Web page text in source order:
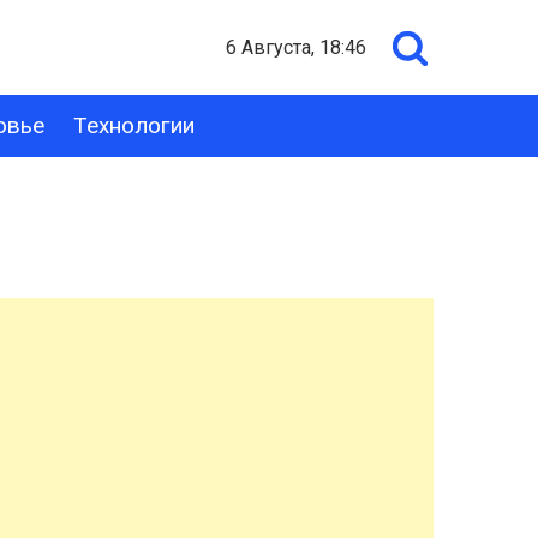
6 Августа, 18:46
Технологии